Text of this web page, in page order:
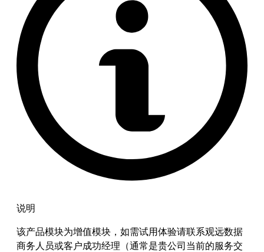
说明
该产品模块为增值模块，如需试用体验请联系观远数据
商务人员或客户成功经理（通常是贵公司当前的服务交